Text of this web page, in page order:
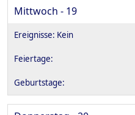
Mittwoch - 19